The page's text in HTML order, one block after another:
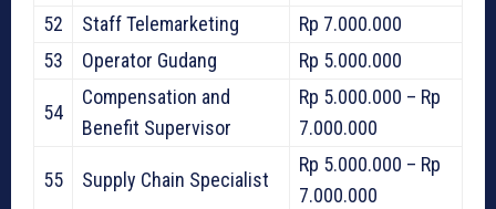
52
Staff Telemarketing
Rp 7.000.000
53
Operator Gudang Rp 5.000.000
54
Compensation and
Benefit Supervisor
Rp 5.000.000 – Rp
7.000.000
55 Supply Chain Specialist
Rp 5.000.000 – Rp
7.000.000